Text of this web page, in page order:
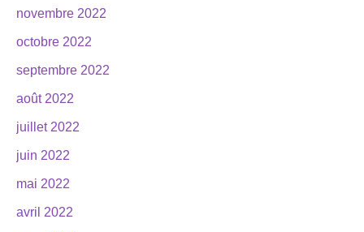
novembre 2022
octobre 2022
septembre 2022
août 2022
juillet 2022
juin 2022
mai 2022
avril 2022